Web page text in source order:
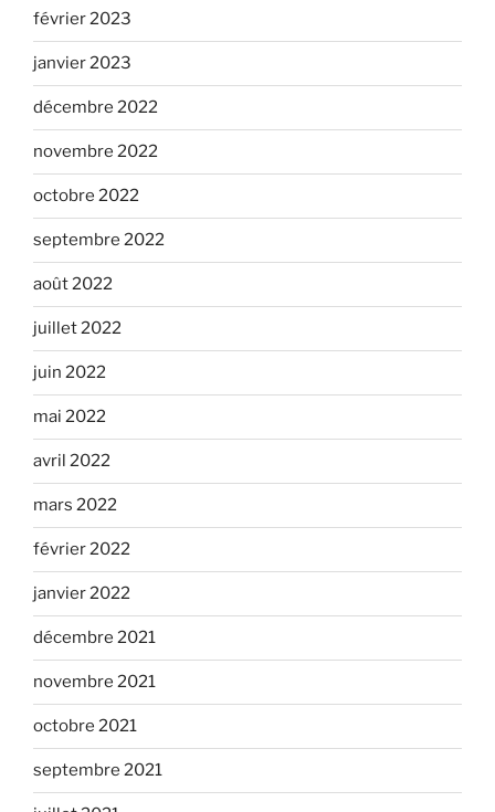
février 2023
janvier 2023
décembre 2022
novembre 2022
octobre 2022
septembre 2022
août 2022
juillet 2022
juin 2022
mai 2022
avril 2022
mars 2022
février 2022
janvier 2022
décembre 2021
novembre 2021
octobre 2021
septembre 2021